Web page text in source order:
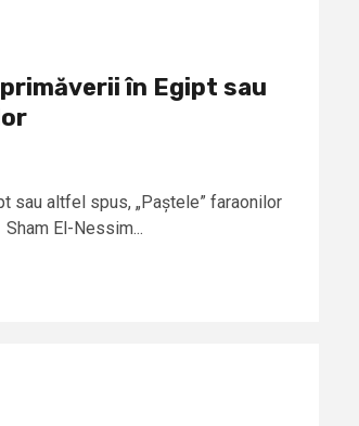
în Egipt sau
sau altfel spus, „Paștele” faraonilor
El-Nessim...